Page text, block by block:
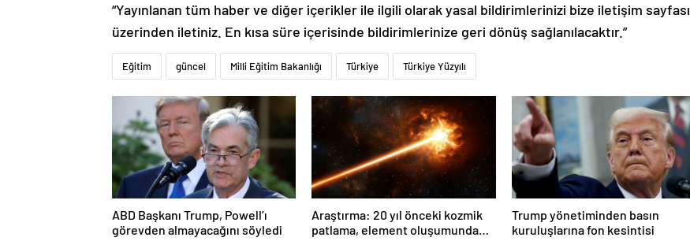
“Yayınlanan tüm haber ve diğer içerikler ile ilgili olarak yasal bildirimlerinizi bize iletişim sayfası
üzerinden iletiniz. En kısa süre içerisinde bildirimlerinize geri dönüş sağlanılacaktır.”
Eğitim güncel Milli Eğitim Bakanlığı Türkiye Türkiye Yüzyılı
ABD Başkanı Trump, Powell’ı
görevden almayacağını söyledi
Araştırma: 20 yıl önceki kozmik
patlama, element oluşumunda
Trump yönetiminden basın
kuruluşlarına fon kesintisi